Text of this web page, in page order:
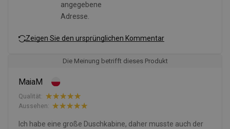
angegebene
Adresse.
Zeigen Sie den ursprünglichen Kommentar
Die Meinung betrifft dieses Produkt
MaiaM
Qualität:
Aussehen:
Ich habe eine große Duschkabine, daher musste auch der